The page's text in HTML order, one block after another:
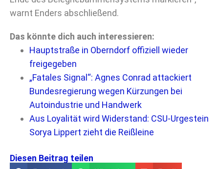
warnt Enders abschließend.
Das könnte dich auch interessieren:
Hauptstraße in Oberndorf offiziell wieder
freigegeben
„Fatales Signal“: Agnes Conrad attackiert
Bundesregierung wegen Kürzungen bei
Autoindustrie und Handwerk
Aus Loyalität wird Widerstand: CSU-Urgestein
Sorya Lippert zieht die Reißleine
Diesen Beitrag teilen